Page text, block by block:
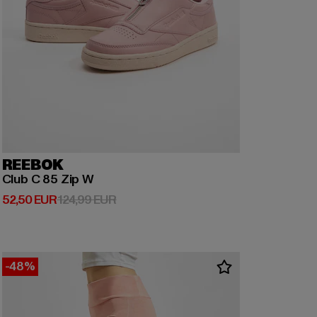
REEBOK
Club C 85 Zip W
52,50 EUR
Derzeitiger Preis: 52,50 EUR
124,99 EURAktionspreis: 124,99 EUR
-48%